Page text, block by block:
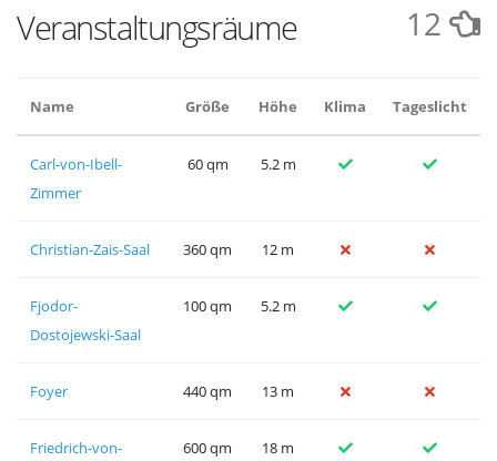
Veranstaltungsräume 12
Name Größe Höhe Klima Tageslicht
Carl-von-Ibell-
Zimmer
60 qm 5.2 m
Christian-Zais-Saal 360 qm 12 m
Fjodor-
Dostojewski-Saal
100 qm 5.2 m
Foyer 440 qm 13 m
Friedrich-von- 600 qm 18 m